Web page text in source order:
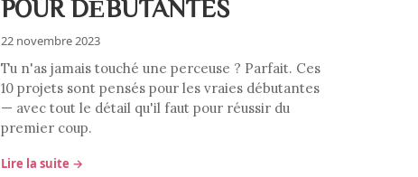
POUR DÉBUTANTES
22 novembre 2023
Tu n'as jamais touché une perceuse ? Parfait. Ces
10 projets sont pensés pour les vraies débutantes
— avec tout le détail qu'il faut pour réussir du
premier coup.
Lire la suite →